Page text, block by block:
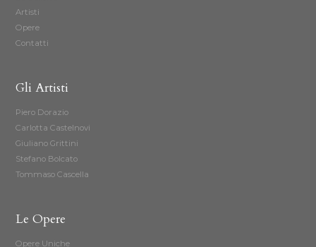
Artisti
Opere
Contatti
Gli Artisti
Piero Dorazio
Carlotta Castelnovi
Giuliano Grittini
Stefano Bolcato
Tommaso Cascella
Le Opere
Opere Uniche